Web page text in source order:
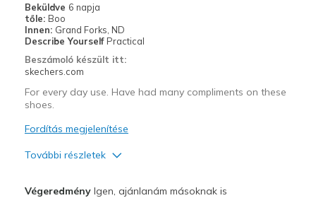
Beküldve 6 napja
tőle: Boo
Innen: Grand Forks, ND
Describe Yourself Practical
Beszámoló készült itt:
skechers.com
For every day use. Have had many compliments on these
shoes.
Fordítás megjelenítése
További részletek
VégeredményIgen, ajánlanám másoknak is